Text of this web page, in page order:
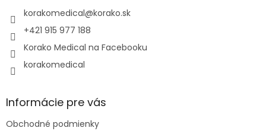
korakomedical@korako.sk
+421 915 977 188
Korako Medical na Facebooku
korakomedical
Informácie pre vás
Obchodné podmienky